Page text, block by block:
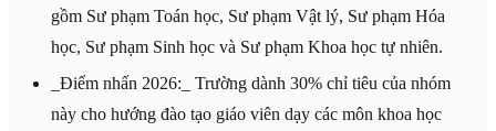
gồm Sư phạm Toán học, Sư phạm Vật lý, Sư phạm Hóa
học, Sư phạm Sinh học và Sư phạm Khoa học tự nhiên.
_Điểm nhấn 2026:_ Trường dành 30% chỉ tiêu của nhóm
này cho hướng đào tạo giáo viên dạy các môn khoa học